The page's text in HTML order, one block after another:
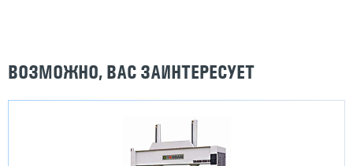
ВОЗМОЖНО, ВАС ЗАИНТЕРЕСУЕТ